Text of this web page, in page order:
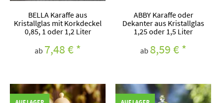
BELLA Karaffe aus
Kristallglas mit Korkdeckel
0,85, 1 oder 1,2 Liter
ab 7,48 €*
ABBY Karaffe oder
Dekanter aus Kristallglas
1,25 oder 1,5 Liter
ab 8,59 €*